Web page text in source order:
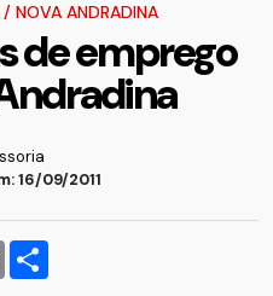
/ NOVA ANDRADINA
de emprego
16/09/2011
Email